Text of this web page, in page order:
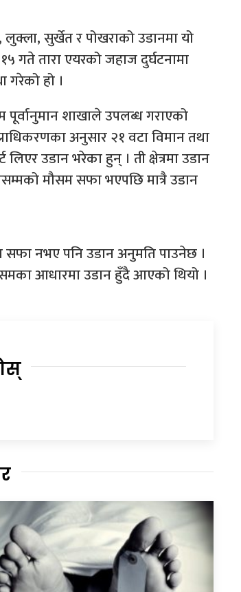
लुक्ला, सुर्खेत र पोखराको उडानमा यो
गते तारा एयरको जहाज दुर्घटनामा
गरेको हो ।
शाखाले उपलब्ध गराएको
अनुसार २१ वटा विमान तथा
उडान भरेका हुन् । ती क्षेत्रमा उडान
मौसम सफा भएपछि मात्रै उडान
सफा नभए पनि उडान अनुमति पाउनेछ ।
आधारमा उडान हुँदै आएको थियो ।